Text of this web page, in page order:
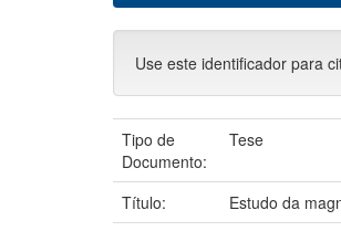
Use este identificador para
Tipo de
Documento:
Tese
Título:
Estudo da